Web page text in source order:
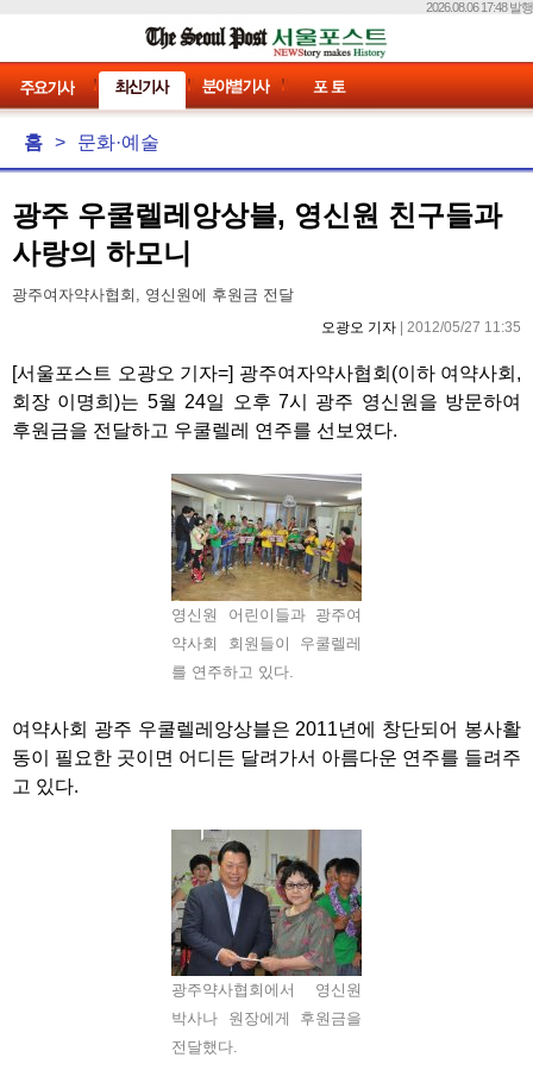
2026.08.06 17:48 발행
홈 > 문화·예술
광주 우쿨렐레앙상블, 영신원 친구들과
사랑의 하모니
광주여자약사협회, 영신원에 후원금 전달
오광오 기자 | 2012/05/27 11:35
[서울포스트 오광오 기자=] 광주여자약사협회(이하 여약사회,
회장 이명희)는 5월 24일 오후 7시 광주 영신원을 방문하여
후원금을 전달하고 우쿨렐레 연주를 선보였다.
영신원 어린이들과 광주여
약사회 회원들이 우쿨렐레
를 연주하고 있다.
여약사회 광주 우쿨렐레앙상블은 2011년에 창단되어 봉사활
동이 필요한 곳이면 어디든 달려가서 아름다운 연주를 들려주
고 있다.
광주약사협회에서 영신원
박사나 원장에게 후원금을
전달했다.